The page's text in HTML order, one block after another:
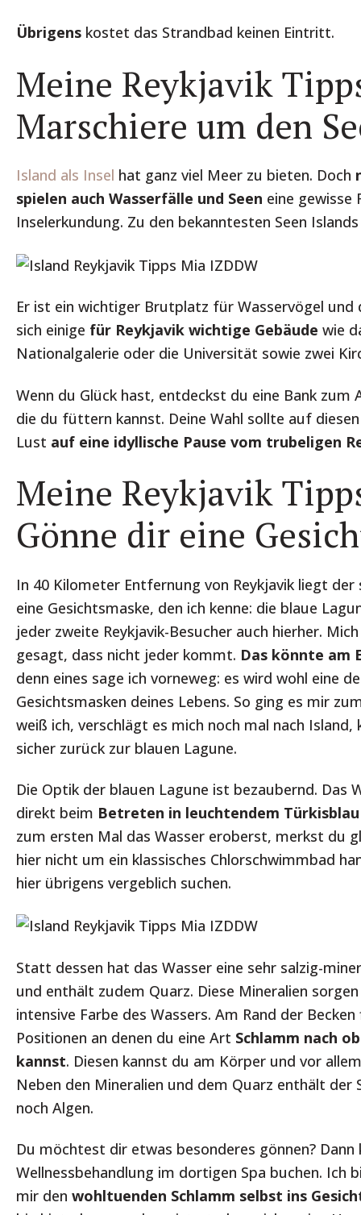
Übrigens kostet das Strandbad keinen Eintritt.
Meine Reykjavik
Marschiere um den
Island als Insel hat ganz viel Meer zu bieten. Doch
spielen auch Wasserfälle und Seen eine gewisse
Inselerkundung. Zu den bekanntesten Seen
Er ist ein wichtiger Brutplatz für Wasservögel
sich einige für Reykjavik wichtige Gebäude wie
Nationalgalerie oder die Universität sowie zwei
Wenn du Glück hast, entdeckst du eine Bank zum
die du füttern kannst. Deine Wahl sollte auf
Lust auf eine idyllische Pause vom trubeligen
Meine Reykjavik
Gönne dir eine
In 40 Kilometer Entfernung von Reykjavik liegt
eine Gesichtsmaske, den ich kenne: die blaue
jeder zweite Reykjavik-Besucher auch hierher.
gesagt, dass nicht jeder kommt. Das könnte am
denn eines sage ich vorneweg: es wird wohl eine
Gesichtsmasken deines Lebens. So ging es mir
weiß ich, verschlägt es mich noch mal nach Island,
sicher zurück zur blauen Lagune.
Die Optik der blauen Lagune ist bezaubernd. Das
direkt beim Betreten in leuchtendem
zum ersten Mal das Wasser eroberst, merkst du
hier nicht um ein klassisches Chlorschwimmbad
hier übrigens vergeblich suchen.
Statt dessen hat das Wasser eine sehr salzig-
und enthält zudem Quarz. Diese Mineralien
intensive Farbe des Wassers. Am Rand der
Positionen an denen du eine Art Schlamm nach
kannst. Diesen kannst du am Körper und vor
Neben den Mineralien und dem Quarz enthält der
noch Algen.
Du möchtest dir etwas besonderes gönnen? Dann
Wellnessbehandlung im dortigen Spa buchen. Ich
mir den wohltuenden Schlamm selbst ins